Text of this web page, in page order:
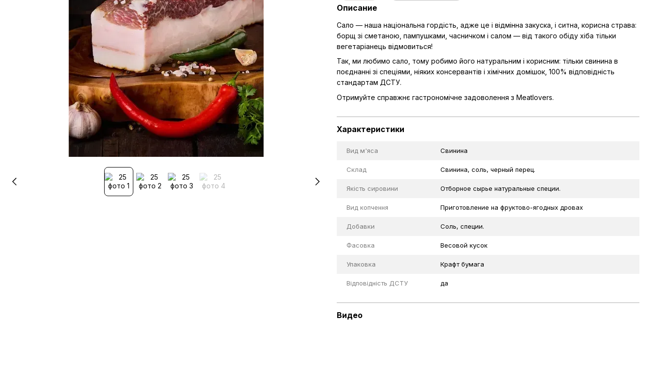
Описание
Сало — наша національна гордість, адже це і відмінна закуска, і ситна, корисна страва:
борщ зі сметаною, пампушками, часничком і салом — від такого обіду хіба тільки
вегетаріанець відмовиться!
Так, ми любимо сало, тому робимо його натуральним і корисним: тільки свинина в
поєднанні зі спеціями, ніяких консервантів і хімічних домішок, 100% відповідність
стандартам ДСТУ.
Отримуйте справжнє гастрономічне задоволення з Meatlovers.
Характеристики
Вид м'яса Свинина
Склад Свинина, соль, черный перец.
Якість сировини Отборное сырье натуральные специи.
Вид копчення Приготовление на фруктово-ягодных дровах
Добавки Соль, специи.
Фасовка Весовой кусок
Упаковка Крафт бумага
Відповідність ДСТУ да
Видео